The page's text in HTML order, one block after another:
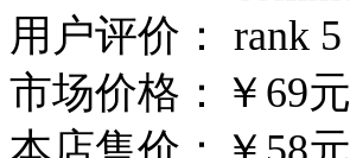
用户评价：
市场价格： ￥69元